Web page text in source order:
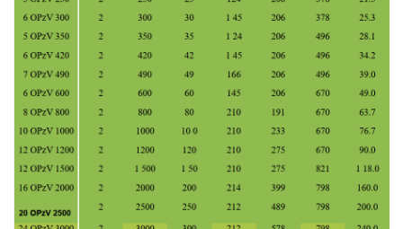
✔️ Bảo hành tận nơi, thời gian bảo hành dài.
Lỗi 1
Đổi 1trong vòng 1 tháng. Bảo trì định kỳ theo tiêu
chuẩn nhà sản xuất.
✔️Đặc biệt hỗ trợ dự án
: về giá, giao hàng tận
công trình.
✔️ Sản phẩm cung cấp có nguồn rõ ràng: CO, CQ,
hóa đơn đỏ,...
Cung cấp đầy đủ các loại giấy tờ cần
thiết cho các dự án, công trình.